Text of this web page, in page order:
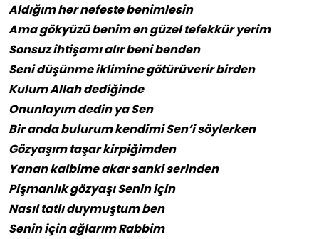
Aldığım her nefeste benimlesin
Ama gökyüzü benim en güzel tefekkür yerim
Sonsuz ihtişamı alır beni benden
Seni düşünme iklimine götürüverir birden
Kulum Allah dediğinde
Onunlayım dedin ya Sen
Bir anda bulurum kendimi Sen’i söylerken
Gözyaşım taşar kirpiğimden
Yanan kalbime akar sanki serinden
Pişmanlık gözyaşı Senin için
Nasıl tatlı duymuştum ben
Senin için ağlarım Rabbim